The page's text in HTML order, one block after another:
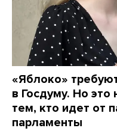
«Яблоко»
в Госдуму. Но
тем, кто идет от
парламенты